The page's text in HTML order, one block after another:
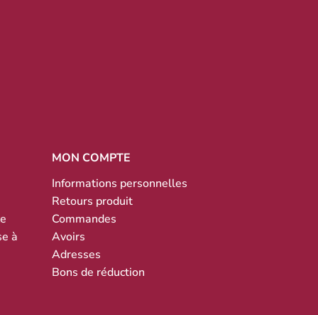
à
MON COMPTE
Informations personnelles
Retours produit
Commandes
Avoirs
Adresses
Bons de réduction